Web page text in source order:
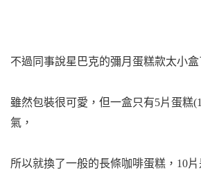
不過同事說星巴克的彌月蛋糕款太小盒
雖然包裝很可愛，但一盒只有5片蛋糕
氣，
所以就換了一般的長條咖啡蛋糕， 10